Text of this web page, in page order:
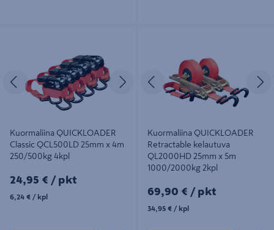
Edellinen Seuraava
Kuormaliina QUICKLOADER
Classic QCL500LD 25mm x 4m
250/500kg 4kpl
24,95€/pkt
24,95 € / pkt
6,24€/kpl
6,24 € / kpl
Edellinen
Kuormaliina QUICKLOADER
Retractable kelautuva
QL2000HD 25mm x 5m
1000/2000kg 2kpl
69,90€/pkt
69,90 € / pkt
34,95€/kpl
34,95 € / kpl